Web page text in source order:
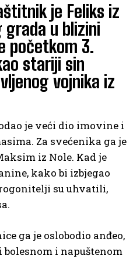
je Feliks iz
grada u blizini
početkom 3.
stariji sin
vojnika iz
je veći dio imovine i
Za svećenika ga je
iz Nole. Kad je
kako bi izbjegao
su uhvatili,
ga je oslobodio anđeo,
i napuštenom